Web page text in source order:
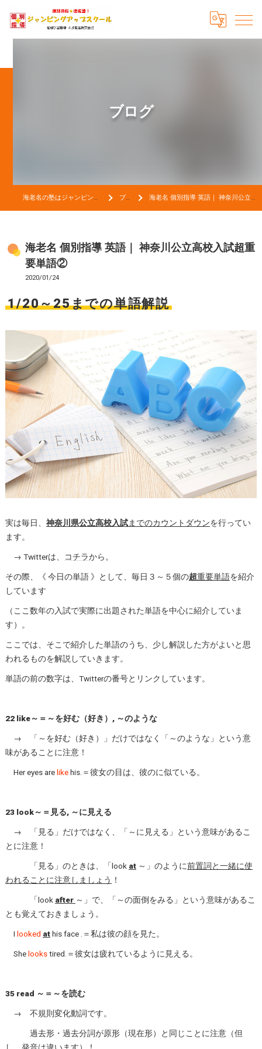
ブログ
海老名の塾はジャンピングアップスクール ブログ 海老名 個別指導 英語｜ 神奈川公立高校入試超重要単語②
海老名 個別指導 英語｜ 神奈川公立高校入試超重
要単語②
2020/01/24
1/20～25までの単語解説
実は毎日、 神奈川県公立高校入試までのカウントダウンを行ってい
ます。
→ Twitterは、 コチラから。
その際、《 今日の単語 》として、毎日３～５個の超重要単語を紹介
しています
（ここ数年の入試で実際に出題された単語を中心に紹介していま
す）。
ここでは、そこで紹介した単語のうち、少し解説した方がよいと思
われるものを解説していきます。
単語の前の数字は、Twitterの番号とリンクしています。
22 like～＝～を好む（好き）, ～のような
→ 「～を好む（好き）」だけではなく「～のような」という意
味があることに注意！
Her eyes arelikehis.＝彼女の目は、彼のに似ている。
23 look～＝見る, ～に見える
→ 「見る」だけではなく、「～に見える」という意味があるこ
とに注意！
「見る」のときは、「look at ～」のように前置詞と一緒に使
われることに注意しましょう ！
「look after ～」で、「～の面倒をみる」という意味があるこ
とも覚えておきましょう。
I looked athis face .＝私は彼の顔を見た。
Shelookstired.＝彼女は疲れているように見える。
35 read ～＝～を読む
→ 不規則変化動詞です。
過去形・過去分詞が原形（現在形）と同じことに注意（但